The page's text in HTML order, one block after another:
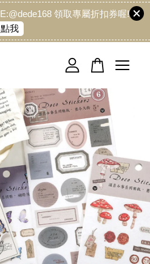
領取專屬折扣券喔!
點我
目前還是空的。
續購物